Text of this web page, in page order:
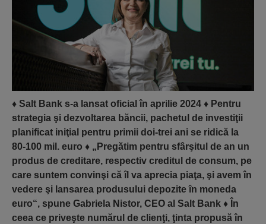
♦ Salt Bank s-a lansat oficial în aprilie 2024 ♦ Pentru
strategia şi dezvoltarea băncii, pachetul de investiţii
planificat iniţial pentru primii doi-trei ani se ridică la
80-100 mil. euro ♦ „Pregătim pentru sfârşitul de an un
produs de creditare, respectiv creditul de consum, pe
care suntem convinşi că îl va aprecia piaţa, şi avem în
vedere şi lansarea produsului depozite în moneda
euro“, spune Gabriela Nistor, CEO al Salt Bank ♦ În
ceea ce priveşte numărul de clienţi, ţinta propusă în